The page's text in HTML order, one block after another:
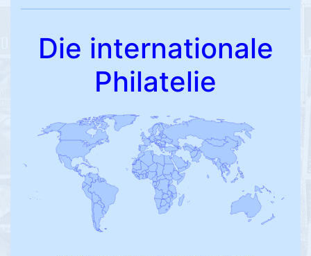
Die internationale
Philatelie